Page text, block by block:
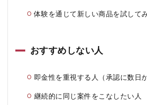
体験を通じて新しい商品を試して
おすすめしない人
即金性を重視する人（承認に数日
継続的に同じ案件をこなしたい人